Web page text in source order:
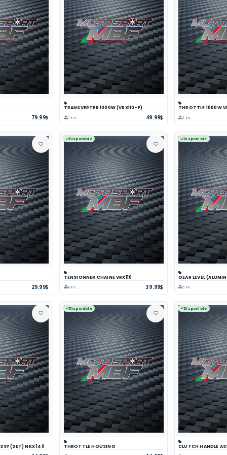
79.99$
Panier Comparer
TRANSVERTER 1000W (VRX110-F)
1 inv. 49.99$
Panier
THROTTLE 1000W
1 inv.
29.99$
Disponible
Panier ComparerTENSIONNER CHAINE VRX110
6 inv. 39.99$
Disponible
Panier
GEAR LEVEL
5 inv.
Voir
(SET) NKX 140
Disponible
Panier Comparer
THROTTLE HOUSING
Disponible
Panier
CLUTCH HANDLE